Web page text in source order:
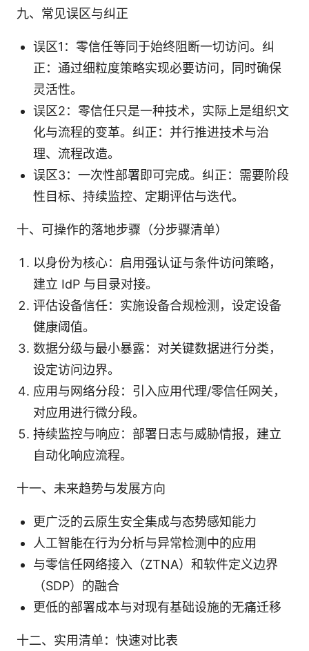
九、常见误区与纠正
误区1：零信任等同于始终阻断一切访问。纠
正：通过细粒度策略实现必要访问，同时确保
灵活性。
误区2：零信任只是一种技术，实际上是组织文
化与流程的变革。纠正：并行推进技术与治
理、流程改造。
误区3：一次性部署即可完成。纠正：需要阶段
性目标、持续监控、定期评估与迭代。
十、可操作的落地步骤（分步骤清单）
以身份为核心：启用强认证与条件访问策略，
建立 IdP 与目录对接。
评估设备信任：实施设备合规检测，设定设备
健康阈值。
数据分级与最小暴露：对关键数据进行分类，
设定访问边界。
应用与网络分段：引入应用代理/零信任网关，
对应用进行微分段。
持续监控与响应：部署日志与威胁情报，建立
自动化响应流程。
十一、未来趋势与发展方向
更广泛的云原生安全集成与态势感知能力
人工智能在行为分析与异常检测中的应用
与零信任网络接入（ZTNA）和软件定义边界
（SDP）的融合
更低的部署成本与对现有基础设施的无痛迁移
十二、实用清单：快速对比表